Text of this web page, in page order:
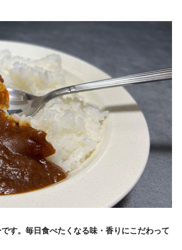
す。毎日食べたくなる味・香りにこだわって